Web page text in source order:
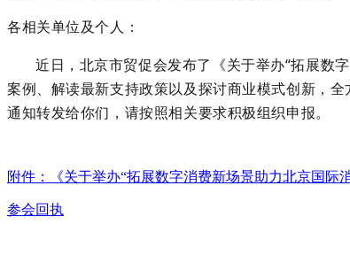
各相关单位及个人：
近日，北京市贸促会发布了《关于举办“拓展数
案例、解读最新支持政策以及探讨商业模式创新，
通知转发给你们，请按照相关要求积极组织申报。
附件：《关于举办“拓展数字消费新场景助力北京国际
参会回执